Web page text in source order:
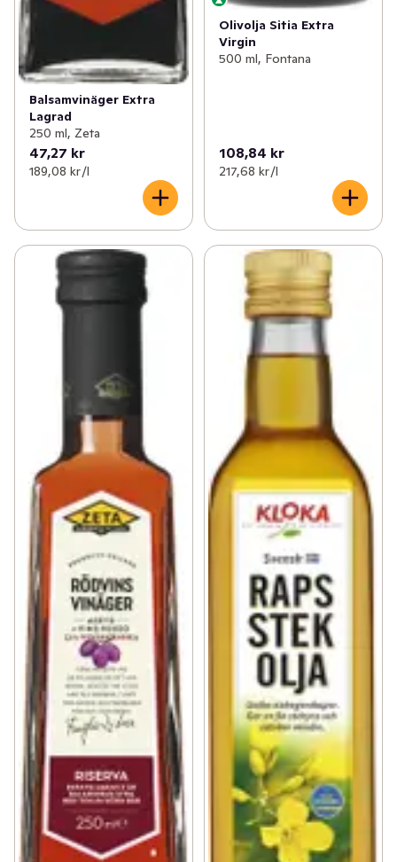
Balsamvinäger Extra
Lagrad
250 ml, Zeta
47,27 kr
189,08 kr /l
Olivolja Sitia Extra
Virgin
500 ml, Fontana
108,84 kr
217,68 kr /l